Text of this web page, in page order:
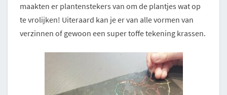
maakten er plantenstekers van om de plantjes wat op
te vrolijken! Uiteraard kan je er van alle vormen van
verzinnen of gewoon een super toffe tekening krassen.